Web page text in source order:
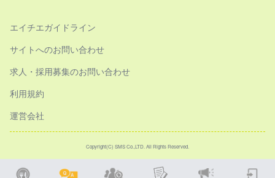
エイチエガイドライン
サイトへのお問い合わせ
求人・採用募集のお問い合わせ
利用規約
運営会社
Copyright(C) SMS Co.,LTD. All Rights Reserved.